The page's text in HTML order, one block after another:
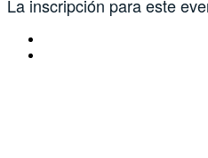
La inscripción para este